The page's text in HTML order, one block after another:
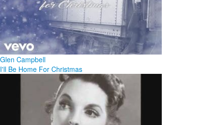
Glen Campbell
I'll Be Home For Christmas